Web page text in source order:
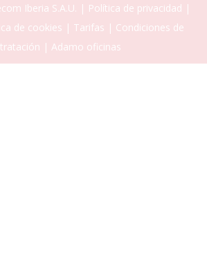
Iberia S.A.U. | Política de privacidad |
de cookies | Tarifas | Condiciones de
| Adamo oficinas